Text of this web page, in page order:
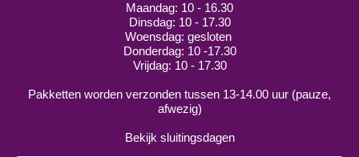
Maandag: 10 - 16.30
Dinsdag: 10 - 17.30
Woensdag: gesloten
Donderdag: 10 -17.30
Vrijdag: 10 - 17.30
Pakketten worden verzonden tussen 13-14.00 uur (pauze,
afwezig)
Bekijk sluitingsdagen